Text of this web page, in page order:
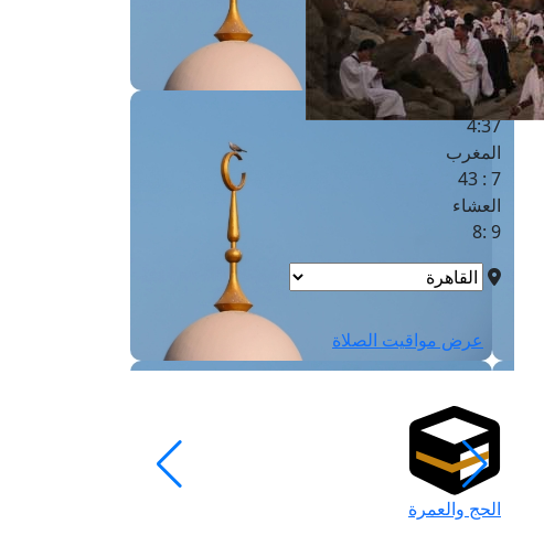
6 :18
الظهر
العصر
4:37
المغرب
7 : 43
العشاء
9 :8
عرض مواقيت الصلاة
الحج والعمرة